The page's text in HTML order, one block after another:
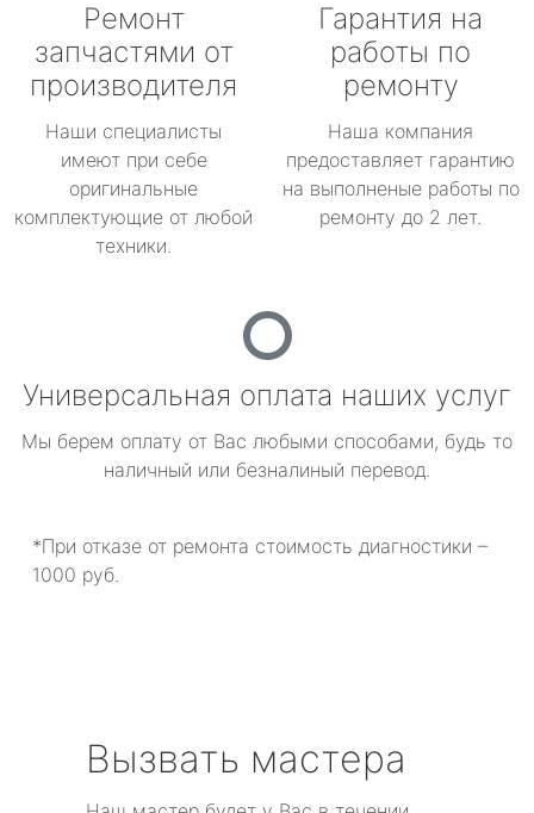
Ремонт
запчастями от
производителя
Наши специалисты
имеют при себе
оригинальные
комплектующие от любой
техники.
Гарантия на
работы по
ремонту
Наша компания
предоставляет гарантию
на выполненые работы по
ремонту до 2 лет.
Универсальная оплата наших услуг
Мы берем оплату от Вас любыми способами, будь то
наличный или безналиный перевод.
*При отказе от ремонта стоимость диагностики –
1000 руб.
Вызвать мастера